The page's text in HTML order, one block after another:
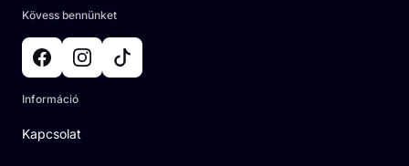
Kövess bennünket
Információ
Kapcsolat